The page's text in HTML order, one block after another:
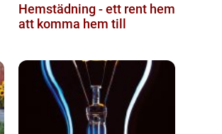
Hemstädning - ett rent hem
att komma hem till